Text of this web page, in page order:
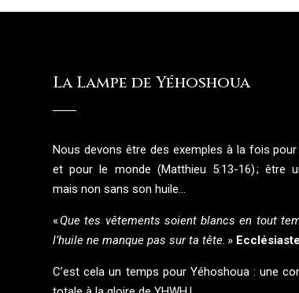
La Lampe de Yéhoshoua
Nous devons être des exemples à la fois
et pour le monde (Matthieu 5:13-16) ; être
mais non sans son huile…
«Que tes vêtements soient blancs en tout
l’huile ne manque pas sur ta tête. »
C’est cela un temps pour Yéhoshoua : une